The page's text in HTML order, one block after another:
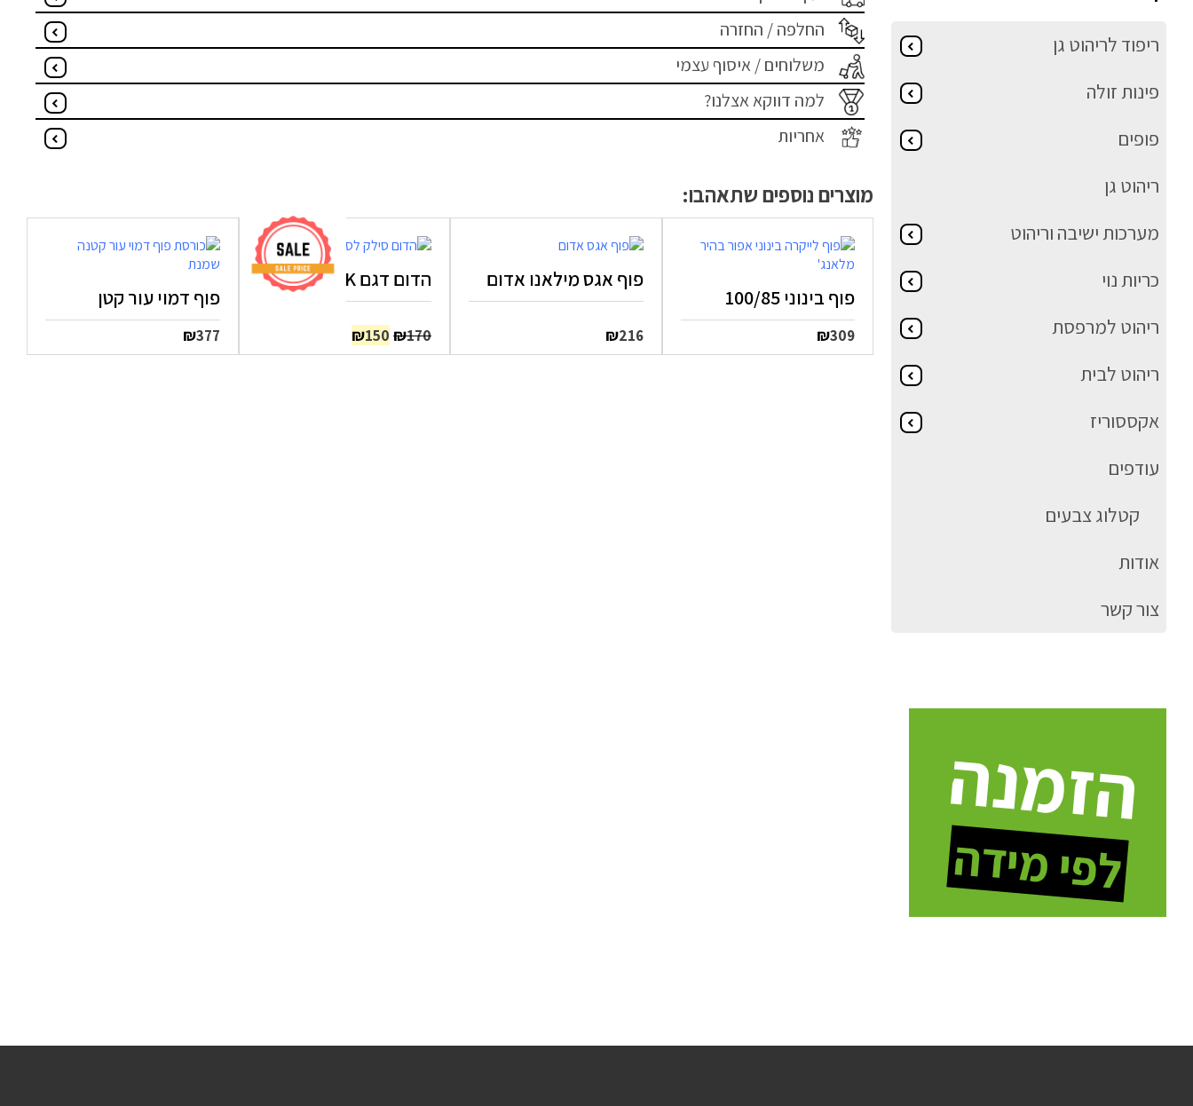
החלפה / החזרה
משלוחים / איסוף עצמי
למה דווקא אצלנו?
אחריות
מוצרים נוספים שתאהבו:
פוף בינוני 100/85
₪309
פוף אגס מילאנו אדום
₪216
הדום דגם SILK אפור
₪170
המחיר
המקורי
₪150
הנוכחי
פוף דמוי עור קטן
₪377
ריפוד לריהוט גן
פינות זולה
פופים
ריהוט גן
מערכות ישיבה וריהוט
כריות נוי
ריהוט למרפסת
ריהוט לבית
אקססוריז
עודפים
קטלוג צבעים
אודות
צור קשר
הזמנה
לפי מידה